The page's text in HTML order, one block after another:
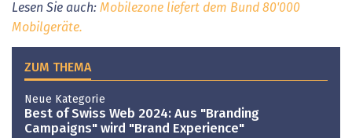
Lesen Sie auch: Mobilezone liefert dem Bund 80'000
Mobilgeräte.
ZUM THEMA
Neue Kategorie
Best of Swiss Web 2024: Aus "Branding
Campaigns" wird "Brand Experience"